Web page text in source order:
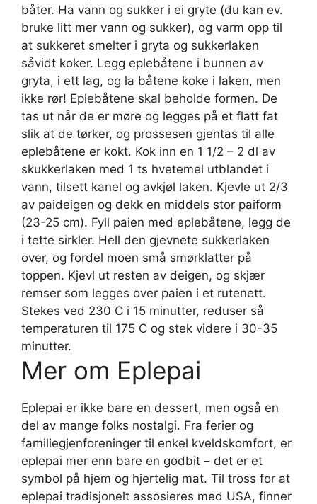
båter. Ha vann og sukker i ei gryte (du kan ev.
bruke litt mer vann og sukker), og varm opp til
at sukkeret smelter i gryta og sukkerlaken
såvidt koker. Legg eplebåtene i bunnen av
gryta, i ett lag, og la båtene koke i laken, men
ikke rør! Eplebåtene skal beholde formen. De
tas ut når de er møre og legges på et flatt fat
slik at de tørker, og prossesen gjentas til alle
eplebåtene er kokt. Kok inn en 1 1/2 – 2 dl av
skukkerlaken med 1 ts hvetemel utblandet i
vann, tilsett kanel og avkjøl laken. Kjevle ut 2/3
av paideigen og dekk en middels stor paiform
(23-25 cm). Fyll paien med eplebåtene, legg de
i tette sirkler. Hell den gjevnete sukkerlaken
over, og fordel moen små smørklatter på
toppen. Kjevl ut resten av deigen, og skjær
remser som legges over paien i et rutenett.
Stekes ved 230 C i 15 minutter, reduser så
temperaturen til 175 C og stek videre i 30-35
minutter.
Mer om Eplepai
Eplepai er ikke bare en dessert, men også en
del av mange folks nostalgi. Fra ferier og
familiegjenforeninger til enkel kveldskomfort, er
eplepai mer enn bare en godbit – det er et
symbol på hjem og hjertelig mat. Til tross for at
eplepai tradisjonelt assosieres med USA, finner